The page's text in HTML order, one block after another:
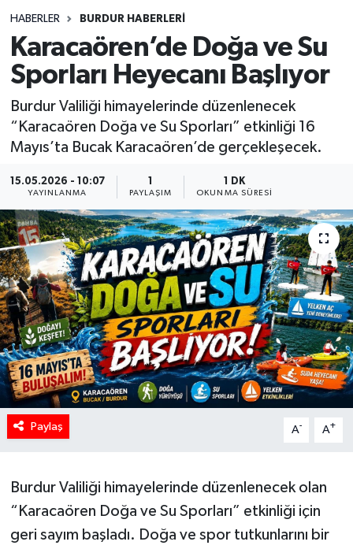
HABERLER BURDUR HABERLERİ
Karacaören’de Doğa ve Su
Sporları Heyecanı Başlıyor
Burdur Valiliği himayelerinde düzenlenecek
“Karacaören Doğa ve Su Sporları” etkinliği 16
Mayıs’ta Bucak Karacaören’de gerçekleşecek.
15.05.2026 - 10:07
YAYINLANMA
1
PAYLAŞIM
1 DK
OKUNMA SÜRESI
Paylaş A- A+
Burdur Valiliği himayelerinde düzenlenecek olan
“Karacaören Doğa ve Su Sporları” etkinliği için
geri sayım başladı. Doğa ve spor tutkunlarını bir
Spor
Tebrik
Türkiye